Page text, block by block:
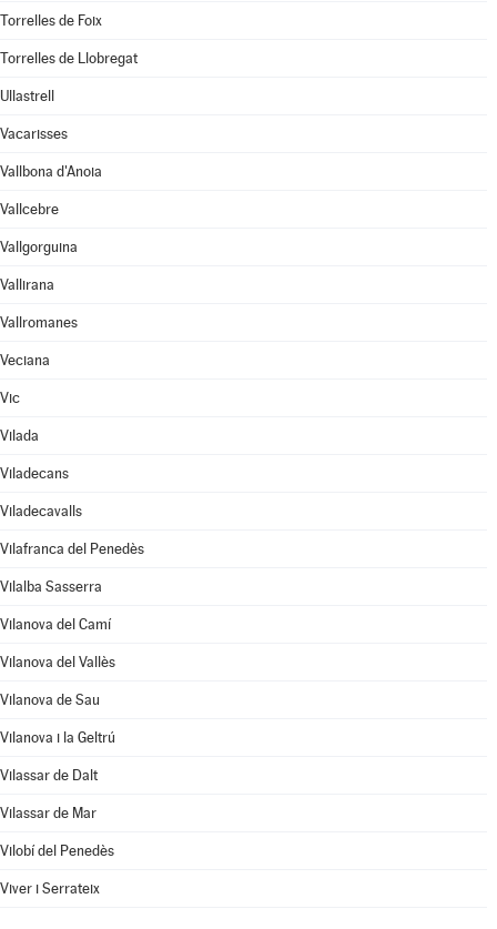
Torrelles de Foix
Torrelles de Llobregat
Ullastrell
Vacarisses
Vallbona d'Anoia
Vallcebre
Vallgorguina
Vallirana
Vallromanes
Veciana
Vic
Vilada
Viladecans
Viladecavalls
Vilafranca del Penedès
Vilalba Sasserra
Vilanova del Camí
Vilanova del Vallès
Vilanova de Sau
Vilanova i la Geltrú
Vilassar de Dalt
Vilassar de Mar
Vilobí del Penedès
Viver i Serrateix